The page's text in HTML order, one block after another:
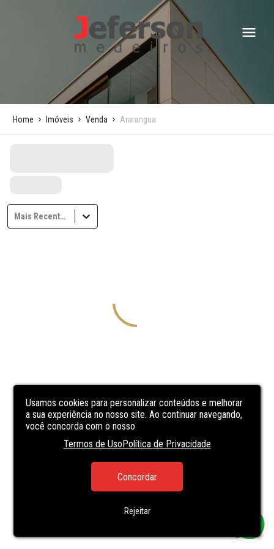
Usamos cookies para personalizar conteúdos e melhorar
a sua experiência no nosso site. Ao continuar navegando,
você concorda com o nosso
Termos de UsoPolítica de Privacidade
Concordar
Rejeitar
Home Imóveis Venda Ararangua
Mais Recentes